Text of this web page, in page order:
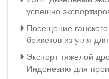
успешно
Посещение
брикетов из угля
Экспорт тяжелой
Индонезию для